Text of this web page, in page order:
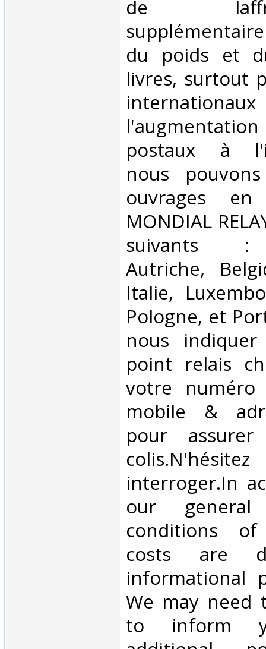
de
du poids et
livres, surtout
internationaux
postaux à
nous
ouvrages
MONDIAL
suivants :
Autriche,
Italie,
Pologne, et
nous
point relais
votre numéro
mobile &
pour
interroger.In
our
conditions of
costs are
informational
We may need
to inform